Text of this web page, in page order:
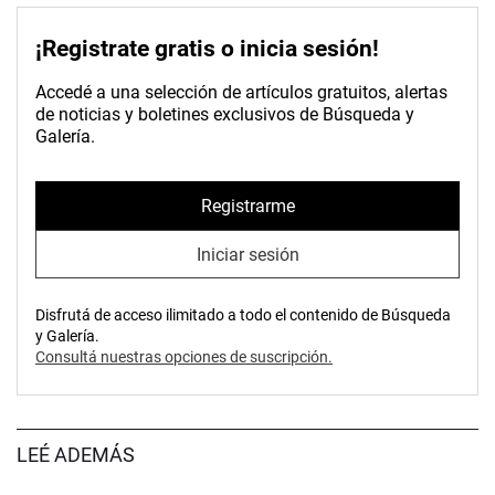
¡Registrate gratis o inicia sesión!
Accedé a una selección de artículos gratuitos, alertas
de noticias y boletines exclusivos de Búsqueda y
Galería.
Registrarme
Iniciar sesión
Disfrutá de acceso ilimitado a todo el contenido de Búsqueda
y Galería.
Consultá nuestras opciones de suscripción.
LEÉ ADEMÁS